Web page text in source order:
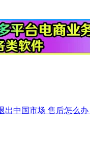
出中国市场 售后怎么办